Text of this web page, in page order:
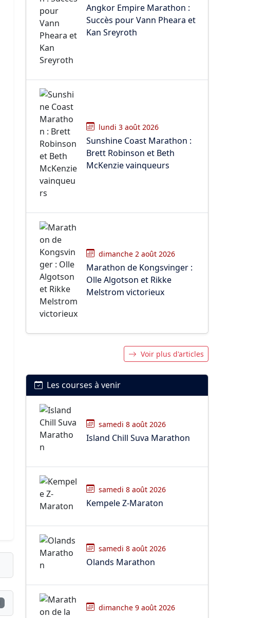
Angkor Empire Marathon :
Succès pour Vann Pheara et
Kan Sreyroth
lundi 3 août 2026
Sunshine Coast Marathon :
Brett Robinson et Beth
McKenzie vainqueurs
dimanche 2 août 2026
Marathon de Kongsvinger :
Olle Algotson et Rikke
Melstrom victorieux
Voir plus d'articles
Les courses à venir
samedi 8 août 2026
Island Chill Suva Marathon
samedi 8 août 2026
Kempele Z-Maraton
samedi 8 août 2026
Olands Marathon
dimanche 9 août 2026